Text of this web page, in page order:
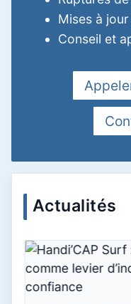
Mises à
Conseil et
Actualités